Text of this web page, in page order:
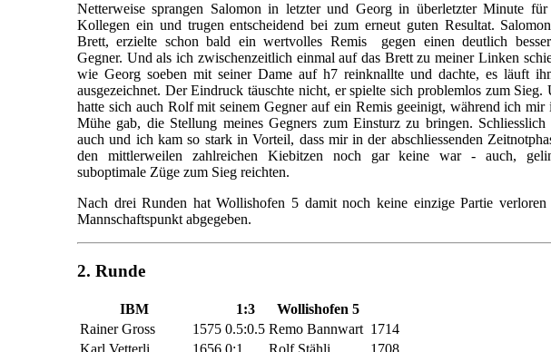
Netterweise sprangen Salomon in letzter und Georg in überletzter Minute für
Kollegen ein und trugen entscheidend bei zum erneut guten Resultat.
Brett, erzielte schon bald ein wertvolles Remis gegen einen deutlich besser
Gegner. Und als ich zwischenzeitlich einmal auf das Brett zu meiner Linken
wie Georg soeben mit seiner Dame auf h7 reinknallte und dachte, es läuft
ausgezeichnet. Der Eindruck täuschte nicht, er spielte sich problemlos zum Sieg.
hatte sich auch Rolf mit seinem Gegner auf ein Remis geeinigt, während ich mir
Mühe gab, die Stellung meines Gegners zum Einsturz zu bringen. Schliesslich
auch und ich kam so stark in Vorteil, dass mir in der abschliessenden
den mittlerweilen zahlreichen Kiebitzen noch gar keine war - auch,
suboptimale Züge zum Sieg reichten.
Nach drei Runden hat Wollishofen 5 damit noch keine einzige Partie verloren
Mannschaftspunkt abgegeben.
2. Runde
IBM 1:3
Wollishofen 5
Rainer Gross
1575 0.5:0.5 Remo Bannwart 1714
Karl Vetterli
1656 0:1 Rolf Stähli 1708